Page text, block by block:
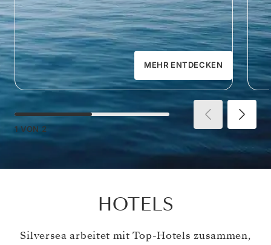
MEHR ENTDECKEN
1 VON 2
HOTELS
Silversea arbeitet mit Top-Hotels zusammen,